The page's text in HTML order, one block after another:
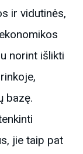
ir vidutinės,
norint išlikti
bazę.
jie taip pat